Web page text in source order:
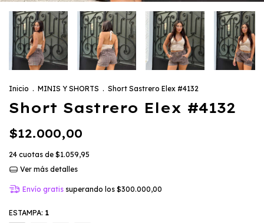
Inicio . MINIS Y SHORTS . Short Sastrero Elex #4132
Short Sastrero Elex #4132
$12.000,00
24 cuotas de $1.059,95
Ver más detalles
Envío gratis superando los $300.000,00
ESTAMPA: 1